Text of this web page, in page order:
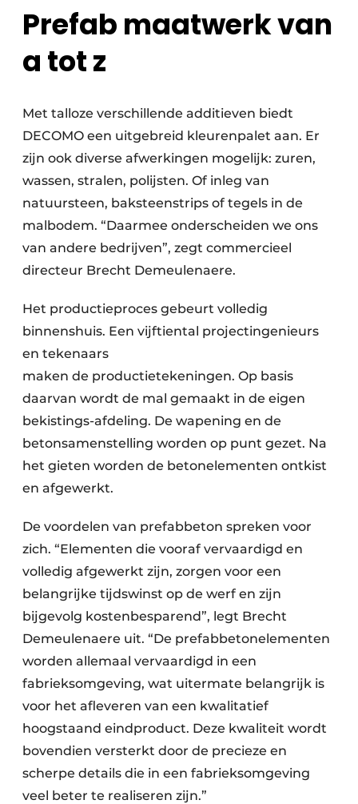
Prefab maatwerk van
a tot z
Met talloze verschillende additieven biedt
DECOMO een uitgebreid kleurenpalet aan. Er
zijn ook diverse afwerkingen mogelijk: zuren,
wassen, stralen, polijsten. Of inleg van
natuursteen, baksteenstrips of tegels in de
malbodem. “Daarmee onderscheiden we ons
van andere bedrijven”, zegt commercieel
directeur Brecht Demeulenaere.
Het productieproces gebeurt volledig
binnenshuis. Een vijftiental projectingenieurs
en tekenaars
maken de productietekeningen. Op basis
daarvan wordt de mal gemaakt in de eigen
bekistings-afdeling. De wapening en de
betonsamenstelling worden op punt gezet. Na
het gieten worden de betonelementen ontkist
en afgewerkt.
De voordelen van prefabbeton spreken voor
zich. “Elementen die vooraf vervaardigd en
volledig afgewerkt zijn, zorgen voor een
belangrijke tijdswinst op de werf en zijn
bijgevolg kostenbesparend”, legt Brecht
Demeulenaere uit. “De prefabbetonelementen
worden allemaal vervaardigd in een
fabrieksomgeving, wat uitermate belangrijk is
voor het afleveren van een kwalitatief
hoogstaand eindproduct. Deze kwaliteit wordt
bovendien versterkt door de precieze en
scherpe details die in een fabrieksomgeving
veel beter te realiseren zijn.”